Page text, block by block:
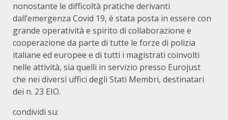
nonostante le difficoltà pratiche derivanti
dall’emergenza Covid 19, è stata posta in essere con
grande operatività e spirito di collaborazione e
cooperazione da parte di tutte le forze di polizia
italiane ed europee e di tutti i magistrati coinvolti
nelle attività, sia quelli in servizio presso Eurojust
che nei diversi uffici degli Stati Membri, destinatari
dei n. 23 EIO.
condividi su: